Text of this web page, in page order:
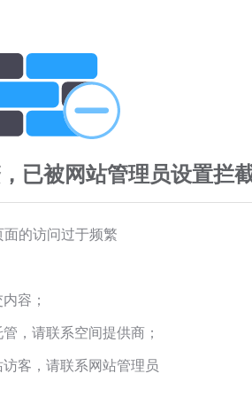
已被网站管理员设置拦
的访问过于频繁
容；
，请联系空间提供商；
客，请联系网站管理员